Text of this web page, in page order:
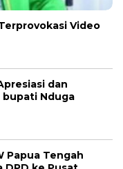
Video
dan
bupati Nduga
Papua Tengah